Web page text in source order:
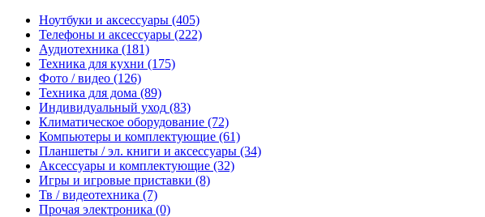
Ноутбуки и аксессуары (405)
Телефоны и аксессуары (222)
Аудиотехника (181)
Техника для кухни (175)
Фото / видео (126)
Техника для дома (89)
Индивидуальный уход (83)
Климатическое оборудование (72)
Компьютеры и комплектующие (61)
Планшеты / эл. книги и аксессуары (34)
Аксессуары и комплектующие (32)
Игры и игровые приставки (8)
Тв / видеотехника (7)
Прочая электроника (0)